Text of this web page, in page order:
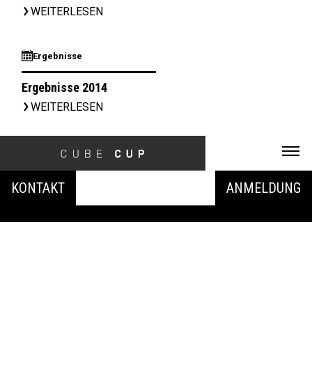
▹ WEITERLESEN
⊞Ergebnisse
Ergebnisse 2014
▹ WEITERLESEN
KONTAKT ANMELDUNG
C© 2022-2025
IMPRESSUM
f